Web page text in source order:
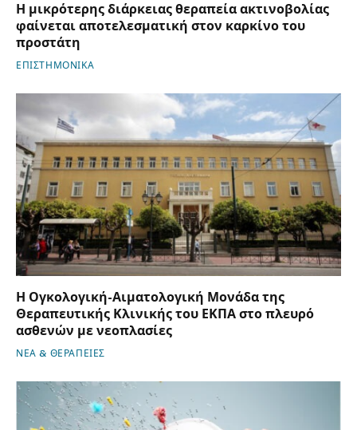
Η μικρότερης διάρκειας θεραπεία ακτινοβολίας
φαίνεται αποτελεσματική στον καρκίνο του
προστάτη
ΕΠΙΣΤΗΜΟΝΙΚΑ
Η Ογκολογική-Αιματολογική Μονάδα της
Θεραπευτικής Κλινικής του ΕΚΠΑ στο πλευρό
ασθενών με νεοπλασίες
ΝΕΑ & ΘΕΡΑΠΕΙΕΣ